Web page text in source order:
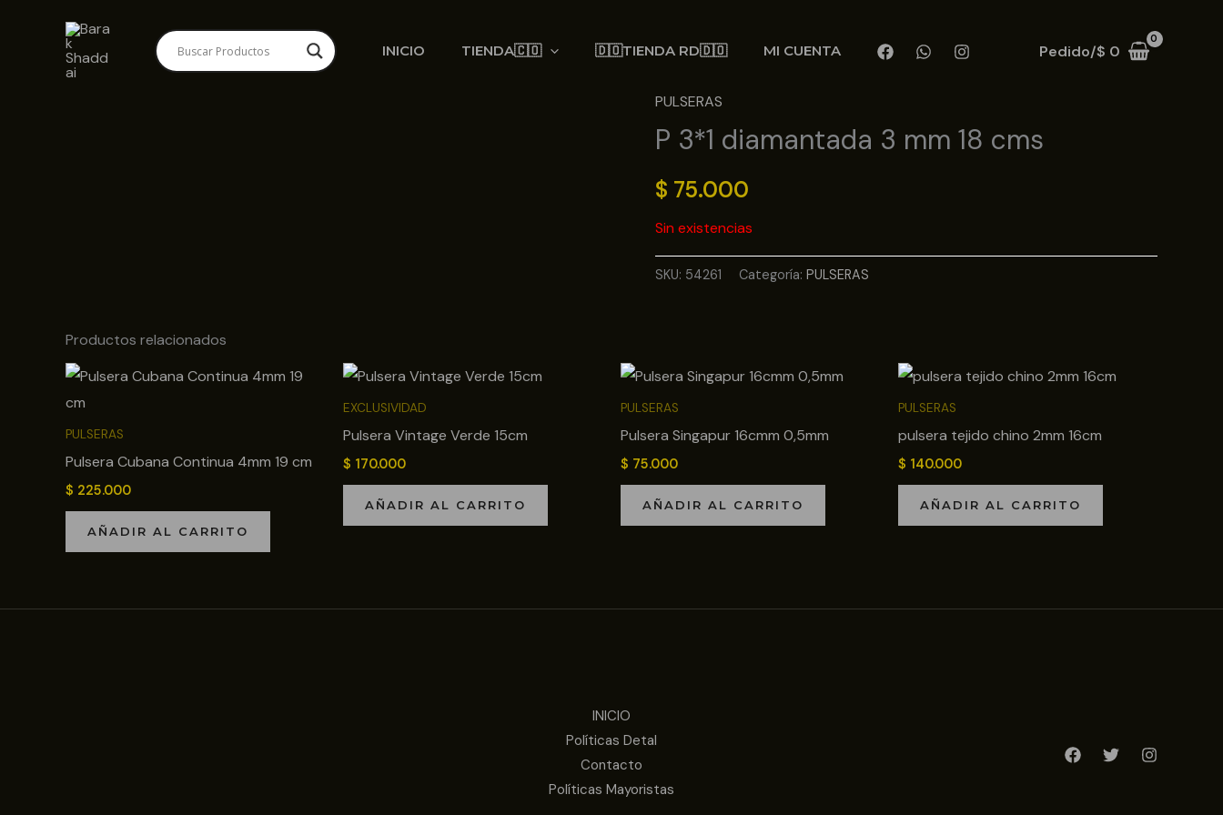
contenido
INICIO TIENDA🇨🇴 🇩🇴TIENDA RD🇩🇴 MI CUENTA Pedido/$ 0
PULSERAS
P 3*1 diamantada 3 mm 18 cms
$ 75.000
Sin existencias
SKU: 54261 Categoría: PULSERAS
Productos relacionados
PULSERAS
Pulsera Cubana Continua 4mm 19 cm
$ 225.000
AÑADIR AL CARRITO
EXCLUSIVIDAD
Pulsera Vintage Verde 15cm
$ 170.000
AÑADIR AL CARRITO
PULSERAS
Pulsera Singapur 16cmm 0,5mm
$ 75.000
AÑADIR AL CARRITO
PULSERAS
pulsera tejido chino 2mm 16cm
$ 140.000
AÑADIR AL CARRITO
INICIO
Políticas Detal
Contacto
Políticas Mayoristas